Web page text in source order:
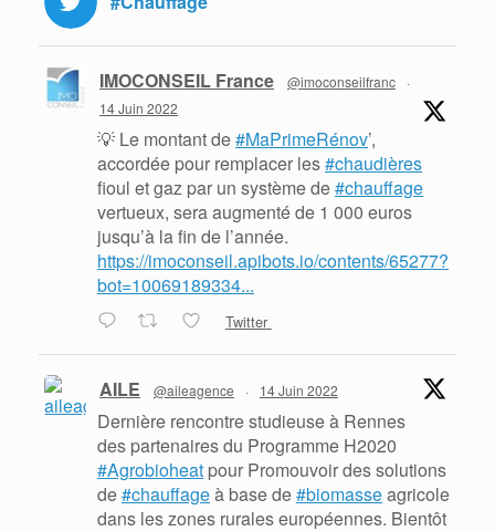
IMOCONSEIL France @imoconseilfranc
·
14 Juin 2022
💡 Le montant de#MaPrimeRénov’,
accordée pour remplacer les#chaudières
fioul et gaz par un système de#chauffage
vertueux, sera augmenté de 1 000 euros
jusqu’à la fin de l’année.
https://imoconseil.apibots.io/contents/65277?
bot=10069189334...
Twitter
AILE @aileagence · 14 Juin 2022
Dernière rencontre studieuse à Rennes
des partenaires du Programme H2020
#Agrobioheat pour Promouvoir des solutions
de#chauffageà base de#biomasseagricole
dans les zones rurales européennes. Bientôt